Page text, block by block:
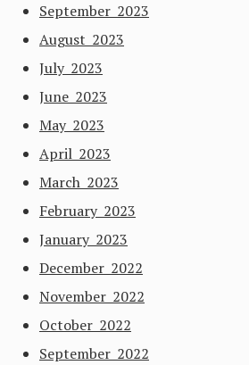
September 2023
August 2023
July 2023
June 2023
May 2023
April 2023
March 2023
February 2023
January 2023
December 2022
November 2022
October 2022
September 2022